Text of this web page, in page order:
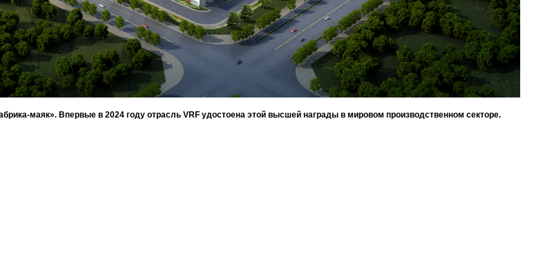
маяк». Впервые в 2024 году отрасль VRF удостоена этой высшей награды в мировом производственном секторе.